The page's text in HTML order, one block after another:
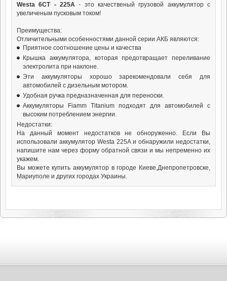
Westa 6СТ - 225А - это качественый грузовой аккумулятор с
увеличеным пусковым током!
Преимущества:
Отличительными особенностями данной серии АКБ являются:
Приятное соотношение цены и качества
Крышка аккумулятора, которая предотвращает переливание
электролита при наклоне.
Эти аккумуляторы хорошо зарекомендовали себя для
автомобилей c дизельным мотором.
Удобная ручка предназначенная для переноски.
Аккумуляторы Fiamm Titanium подходят для автомобилей с
высоким потреблением энергии.
Недостатки:
На данный момент недостатков не обноруженно. Если Вы
использовали аккумулятор Westa 225А и обнаружили недостатки,
напишите нам через форму обратной связи и мы непременно их
укажем.
Вы можете купить аккумулятор в городе Киеве,Днепропетровске,
Мариуполе и других городах Украины.